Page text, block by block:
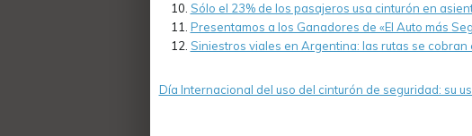
Sólo el 23% de los pasajeros usa cinturón en
Presentamos a los Ganadores de «El Auto más
Siniestros viales en Argentina: las rutas se cobran
Día Internacional del uso del cinturón de seguridad: su